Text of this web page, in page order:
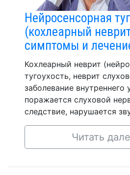
Нейросенсорная
(кохлеарный
симптомы и
Кохлеарный неврит
тугоухость, неврит
заболевание внутреннего
поражается слуховой
следствие, нарушается
Читать